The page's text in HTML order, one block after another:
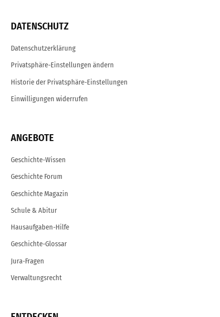
DATENSCHUTZ
Datenschutzerklärung
Privatsphäre-Einstellungen ändern
Historie der Privatsphäre-Einstellungen
Einwilligungen widerrufen
ANGEBOTE
Geschichte-Wissen
Geschichte Forum
Geschichte Magazin
Schule & Abitur
Hausaufgaben-Hilfe
Geschichte-Glossar
Jura-Fragen
Verwaltungsrecht